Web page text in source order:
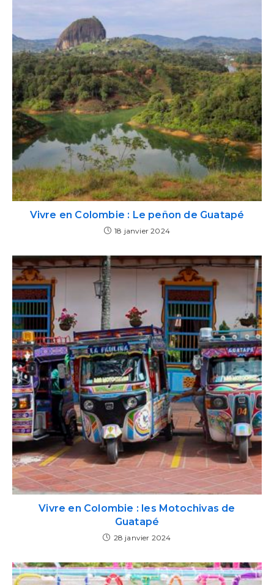
Vivre en Colombie : Le peñon de Guatapé
18 janvier 2024
Vivre en Colombie : les Motochivas de
Guatapé
28 janvier 2024